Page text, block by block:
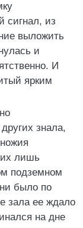
сигнал, из
выложить
и
И
ярким
знала,
их лишь
подземном
ни было по
зала ее ждало
на дне